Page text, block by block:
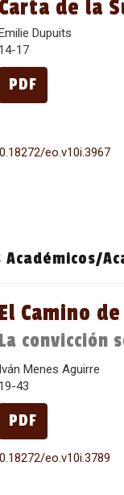
Carta de la
Dupuits
14-17
PDF
eo.v10i.3967
El Camino
La convicción
Iván Menes Aguirre
19-43
PDF
eo.v10i.3789